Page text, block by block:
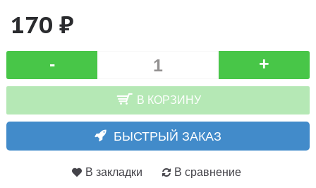
170 ₽
- +
В КОРЗИНУ
БЫСТРЫЙ ЗАКАЗ
В закладки В сравнение